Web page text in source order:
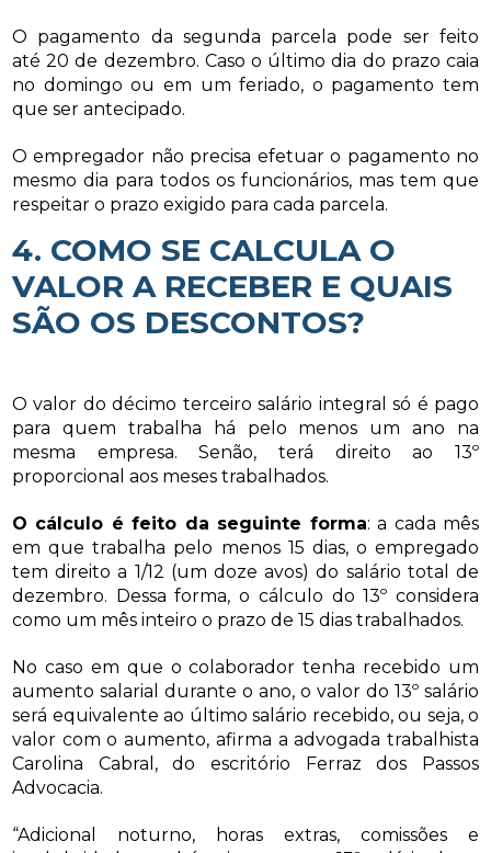
O pagamento da segunda parcela pode ser feito
até 20 de dezembro. Caso o último dia do prazo caia
no domingo ou em um feriado, o pagamento tem
que ser antecipado.
O empregador não precisa efetuar o pagamento no
mesmo dia para todos os funcionários, mas tem que
respeitar o prazo exigido para cada parcela.
4. COMO SE CALCULA O
VALOR A RECEBER E QUAIS
SÃO OS DESCONTOS?
O valor do décimo terceiro salário integral só é pago
para quem trabalha há pelo menos um ano na
mesma empresa. Senão, terá direito ao 13º
proporcional aos meses trabalhados.
O cálculo é feito da seguinte forma: a cada mês
em que trabalha pelo menos 15 dias, o empregado
tem direito a 1/12 (um doze avos) do salário total de
dezembro. Dessa forma, o cálculo do 13º considera
como um mês inteiro o prazo de 15 dias trabalhados.
No caso em que o colaborador tenha recebido um
aumento salarial durante o ano, o valor do 13º salário
será equivalente ao último salário recebido, ou seja, o
valor com o aumento, afirma a advogada trabalhista
Carolina Cabral, do escritório Ferraz dos Passos
Advocacia.
“Adicional noturno, horas extras, comissões e